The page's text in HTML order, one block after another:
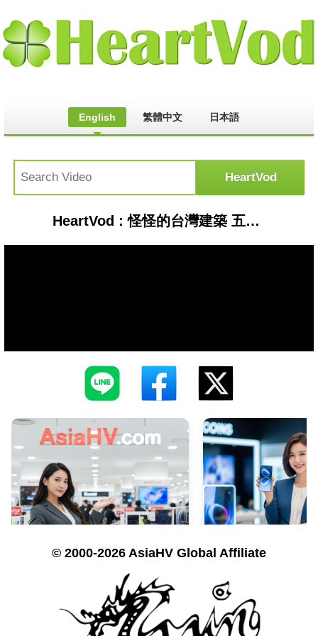
English 繁體中文 日本語
HeartVod : 怪怪的台灣建築 五個 Vol.1
© 2000-2026 AsiaHV Global Affiliate